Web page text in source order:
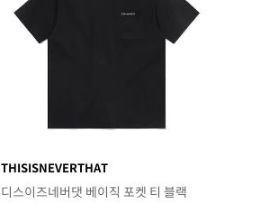
THISISNEVERTHAT
디스이즈네버댓 베이직 포켓 티 블랙